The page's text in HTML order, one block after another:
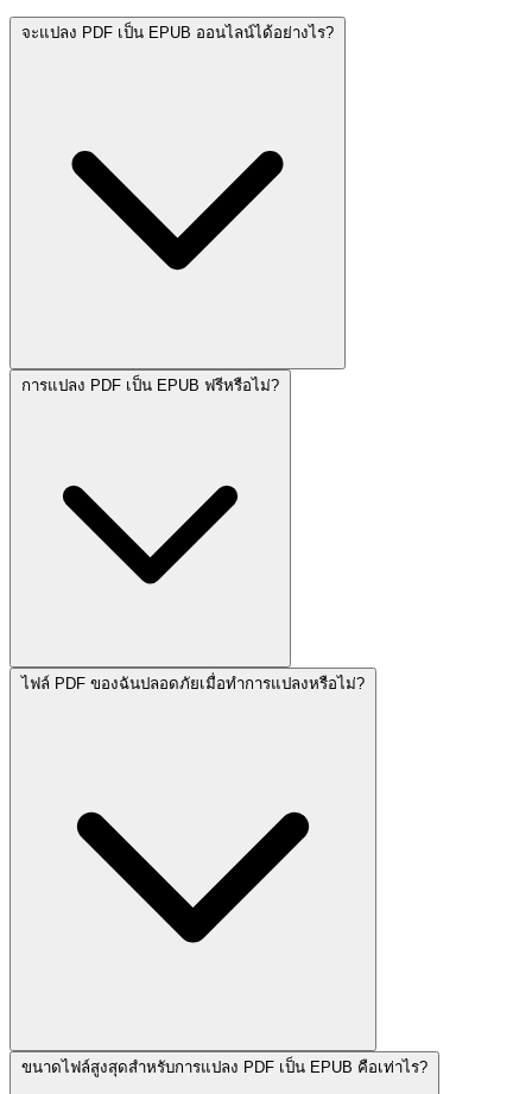
จะแปลง PDF เป็น EPUB ออนไลน์ได้อย่างไร?
การแปลง PDF เป็น EPUB ฟรีหรือไม่?
ไฟล์ PDF ของฉันปลอดภัยเมื่อทำการแปลงหรือไม่?
ขนาดไฟล์สูงสุดสำหรับการแปลง PDF เป็น EPUB คือเท่าไร?